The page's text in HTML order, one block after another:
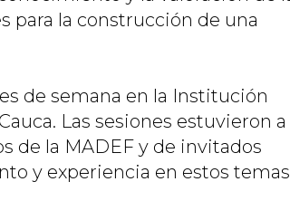
para la construcción de una
de semana en la Institución
Las sesiones estuvieron a
de la MADEF y de invitados
y experiencia en estos temas